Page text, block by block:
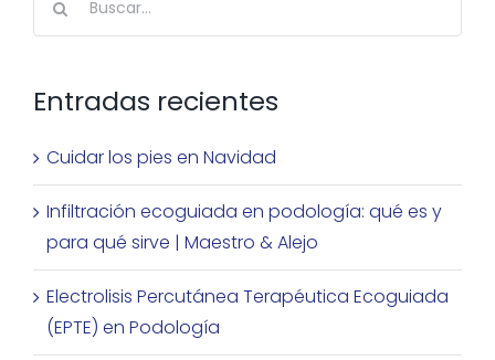
Entradas recientes
Cuidar los pies en Navidad
Infiltración ecoguiada en podología: qué es y
para qué sirve | Maestro & Alejo
Electrolisis Percutánea Terapéutica Ecoguiada
(EPTE) en Podología